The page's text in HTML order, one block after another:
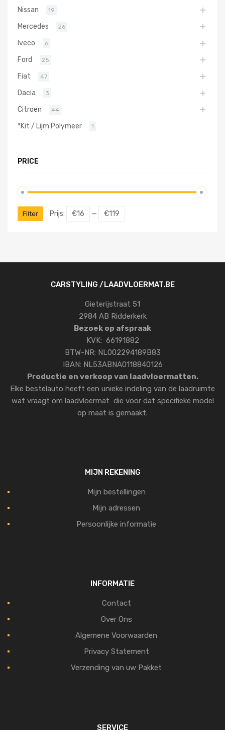
Nissan 19
Mercedes 26
Iveco 6
Ford 25
Fiat 47
Dacia 3
Citroen 44
*Kit / Lijm Polymeer 1
PRICE
Filter Prijs: €16 — €119
CARSTYLING /LAADVLOERMAT.BE
Gieterijstraat 51
2984 AB Ridderkerk
Bezoek op afspraak
KVK: 66191882
BTW-NR: NL002294189B83
IBAN: NL53ABNA0118840126
Productie en verkoop van laadvloermatten.
Elke bestelauto heeft een unieke indeling van de laadruimte
wat vraagt om laadvloermat die voor dat specifieke model
op maat is gemaakt.
MIJN REKENING
Mijn bestellingen
Mijn adressen
Persoonlijke informatie
INFORMATIE
Contact
Over Ons
Algemene Voorwaarden
Privacy Statement
Verzending van uw Pakket
SERVICE